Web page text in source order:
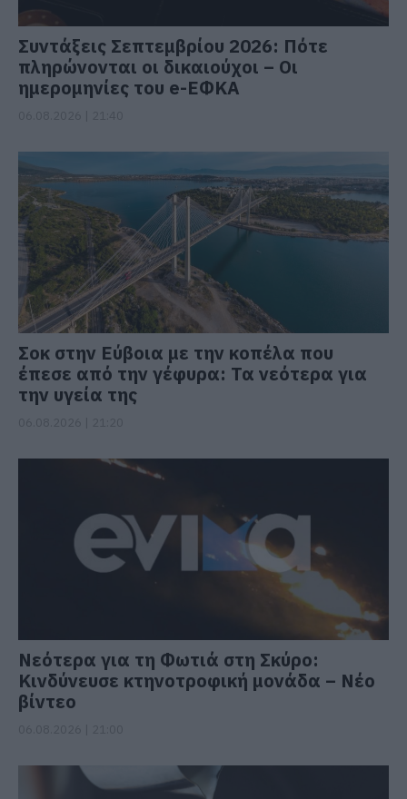
Συντάξεις Σεπτεμβρίου 2026: Πότε
πληρώνονται οι δικαιούχοι – Οι
ημερομηνίες του e-ΕΦΚΑ
Σοκ στην Εύβοια με την κοπέλα που
έπεσε από την γέφυρα: Τα νεότερα για
την υγεία της
Νεότερα για τη Φωτιά στη Σκύρο:
Κινδύνευσε κτηνοτροφική μονάδα – Νέο
βίντεο